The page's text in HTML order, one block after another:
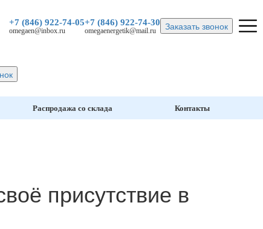
+7 (846) 922-74-05
omegaen@inbox.ru
+7 (846) 922-74-30
omegaenergetik@mail.ru Заказать звонок
Распродажа со склада Контакты
присутствие в